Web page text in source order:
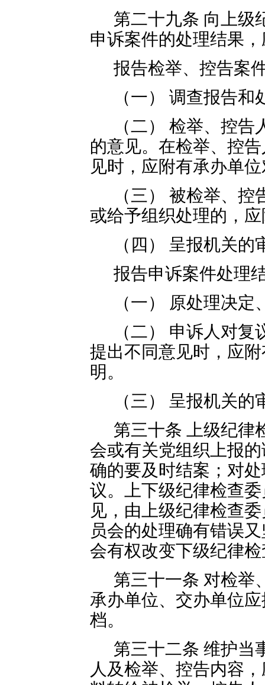
第二十九条 向上级
申诉案件的处理结果
报告检举、控告案
（一） 调查报告和
（二） 检举、控
的意见。在检举、控
见时，应附有承办单
（三） 被检举、
或给予组织处理的，
（四） 呈报机关的
报告申诉案件处理
（一） 原处理决
（二） 申诉人对
提出不同意见时，应
明。
（三） 呈报机关的
第三十条 上级纪律
会或有关党组织上报
确的要及时结案；对
议。上下级纪律检查
见，由上级纪律检查
员会的处理确有错误
会有权改变下级纪律
第三十一条 对检举
承办单位、交办单位
档。
第三十二条 维护当
人及检举、控告内容